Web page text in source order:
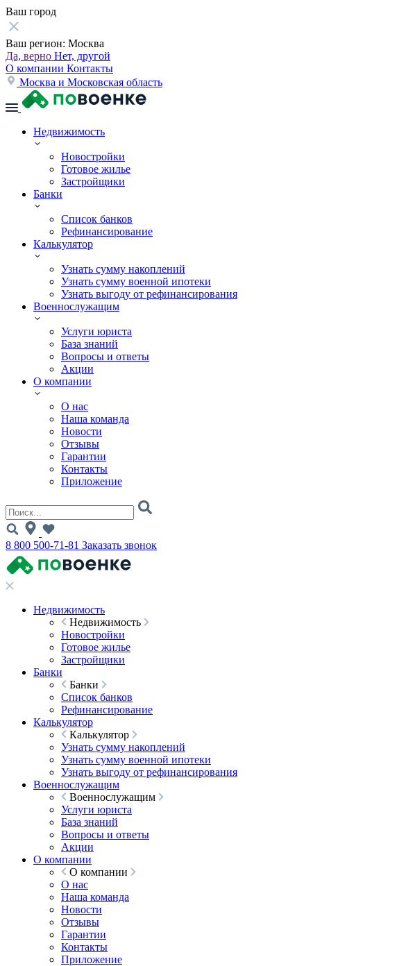
Ваш город
Ваш регион: Москва
Да, верно Нет, другой
О компании Контакты
Москва и Московская область
Недвижимость
Новостройки
Готовое жилье
Застройщики
Банки
Список банков
Рефинансирование
Калькулятор
Узнать сумму накоплений
Узнать сумму военной ипотеки
Узнать выгоду от рефинансирования
Военнослужащим
Услуги юриста
База знаний
Вопросы и ответы
Акции
О компании
О нас
Наша команда
Новости
Отзывы
Гарантии
Контакты
Приложение
8 800 500-71-81 Заказать звонок
Недвижимость
Недвижимость
Новостройки
Готовое жилье
Застройщики
Банки
Банки
Список банков
Рефинансирование
Калькулятор
Калькулятор
Узнать сумму накоплений
Узнать сумму военной ипотеки
Узнать выгоду от рефинансирования
Военнослужащим
Военнослужащим
Услуги юриста
База знаний
Вопросы и ответы
Акции
О компании
О компании
О нас
Наша команда
Новости
Отзывы
Гарантии
Контакты
Приложение